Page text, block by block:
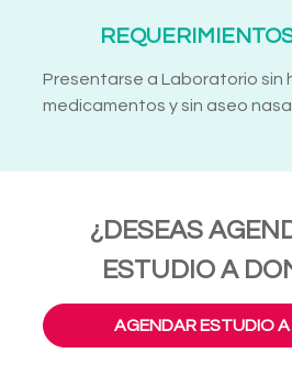
Presentarse a Laboratorio sin
medicamentos y sin aseo
¿DESEAS
ESTUDIO A
AGENDAR ESTUDIO